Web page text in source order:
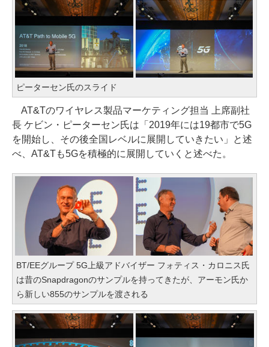
ピーターセン氏のスライド
AT&Tのワイヤレス製品マーケティング担当 上席副社
長 ケビン・ピーターセン氏は「2019年には19都市で5G
を開始し、その後全国レベルに展開していきたい」と述
べ、AT&Tも5Gを積極的に展開していくと述べた。
BT/EEグループ 5G上級アドバイザー フォティス・カロニス氏
は昔のSnapdragonのサンプルを持ってきたが、アーモン氏か
ら新しい855のサンプルを渡される